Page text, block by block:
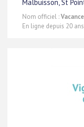
Malbuisson, St
Nom officiel :
En ligne depuis 20